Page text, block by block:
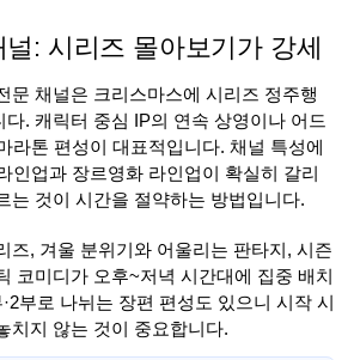
: 시리즈 몰아보기가 강세
문 채널은 크리스마스에 시리즈 정주행
다. 캐릭터 중심 IP의 연속 상영이나 어드
라톤 편성이 대표적입니다. 채널 특성에
인업과 장르영화 라인업이 확실히 갈리
는 것이 시간을 절약하는 방법입니다.
즈, 겨울 분위기와 어울리는 판타지, 시즌
코미디가 오후~저녁 시간대에 집중 배치
부로 나뉘는 장편 편성도 있으니 시작 시
치지 않는 것이 중요합니다.